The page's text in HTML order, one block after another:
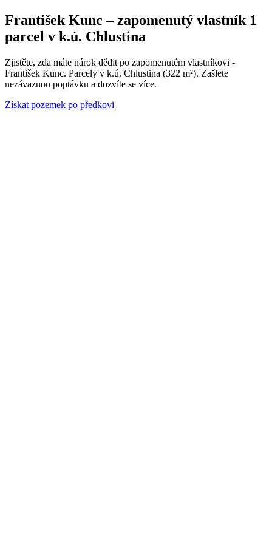
František Kunc – zapomenutý vlastník 1
parcel v k.ú. Chlustina
Zjistěte, zda máte nárok dědit po zapomenutém vlastníkovi -
František Kunc. Parcely v k.ú. Chlustina (322 m²). Zašlete
nezávaznou poptávku a dozvíte se více.
Získat pozemek po předkovi